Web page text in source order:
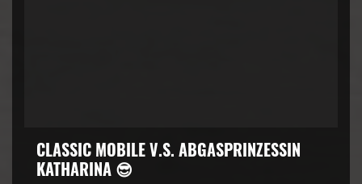
CLASSIC MOBILE V.S. ABGASPRINZESSIN
KATHARINA 😎